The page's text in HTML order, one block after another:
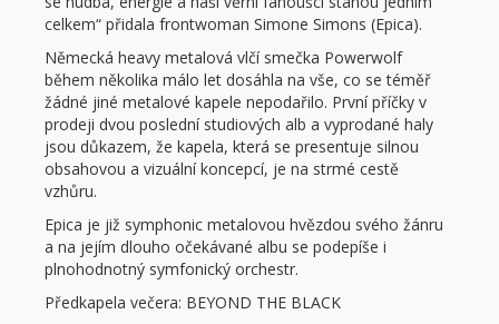
celkem“ přidala frontwoman Simone Simons (Epica).
Německá heavy metalová vlčí smečka Powerwolf
během několika málo let dosáhla na vše, co se téměř
žádné jiné metalové kapele nepodařilo. První příčky v
prodeji dvou poslední studiových alb a vyprodané haly
jsou důkazem, že kapela, která se presentuje silnou
obsahovou a vizuální koncepcí, je na strmé cestě
vzhůru.
Epica je již symphonic metalovou hvězdou svého žánru
a na jejím dlouho očekávané albu se podepíše i
plnohodnotný symfonický orchestr.
Předkapela večera: BEYOND THE BLACK